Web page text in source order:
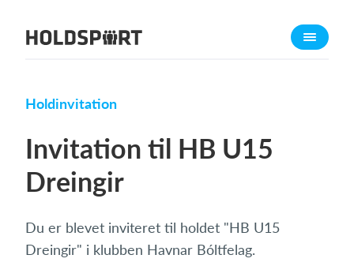
Om Holdsport
Presseomtale
Funktioner
Kontingentopkrævning
Hjemmeside
Holdinvitation
Invitation til HB U15
Dreingir
Du er blevet inviteret til holdet "HB U15
Dreingir" i klubben Havnar Bóltfelag.